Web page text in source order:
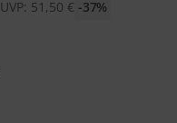
UVP: 51,50 € -37%